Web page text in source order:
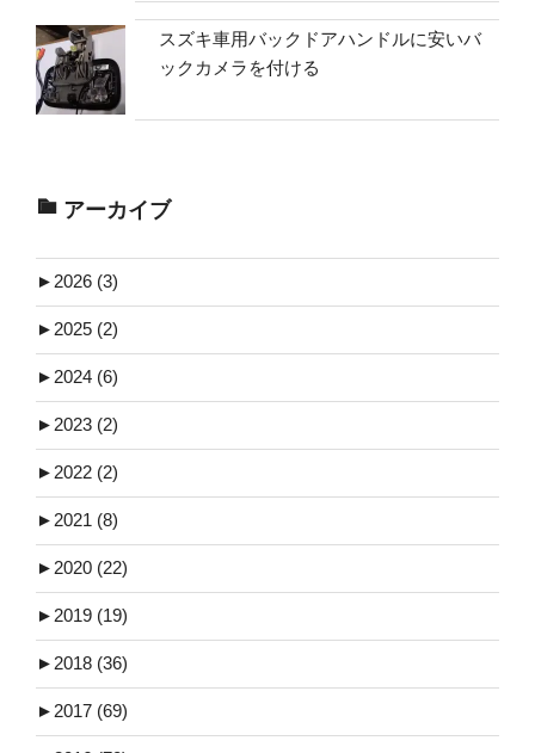
スズキ車用バックドアハンドルに安いバ
ックカメラを付ける
アーカイブ
► 2026 (3)
► 2025 (2)
► 2024 (6)
► 2023 (2)
► 2022 (2)
► 2021 (8)
► 2020 (22)
► 2019 (19)
► 2018 (36)
► 2017 (69)